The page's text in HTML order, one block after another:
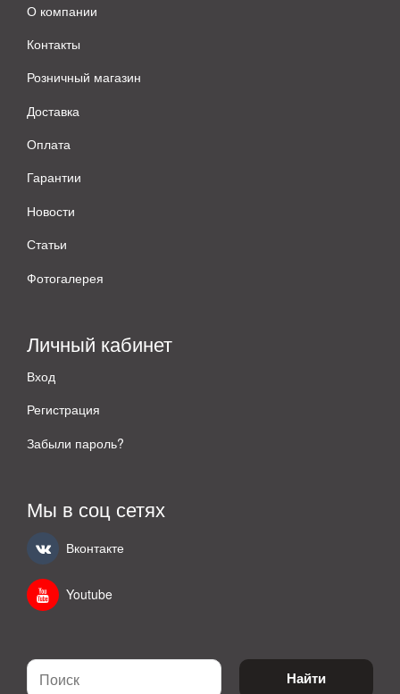
О компании
Контакты
Розничный магазин
Доставка
Оплата
Гарантии
Новости
Статьи
Фотогалерея
Личный кабинет
Вход
Регистрация
Забыли пароль?
Мы в соц сетях
Вконтакте
Youtube
Найти